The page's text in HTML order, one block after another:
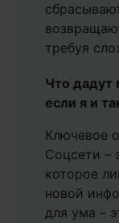
требуя
Что дадут
если я и
Ключевое
Соцсети –
которое
новой
для ума –